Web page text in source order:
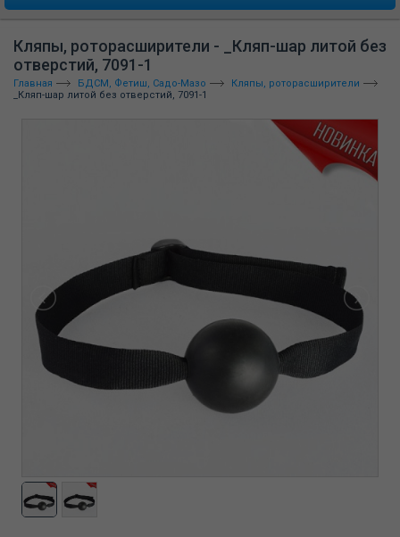
Кляпы, роторасширители - _Кляп-шар литой без
отверстий, 7091-1
Главная БДСМ, Фетиш, Садо-Мазо
Кляпы, роторасширители
_Кляп-шар литой без отверстий, 7091-1